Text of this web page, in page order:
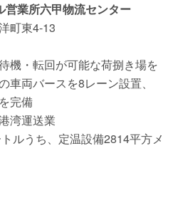
業所六甲物流センター
町東4-13
機・転回が可能な荷捌き場を
車両バースを8レーン設置、
完備
湾運送業
ルうち、定温設備2814平方メ